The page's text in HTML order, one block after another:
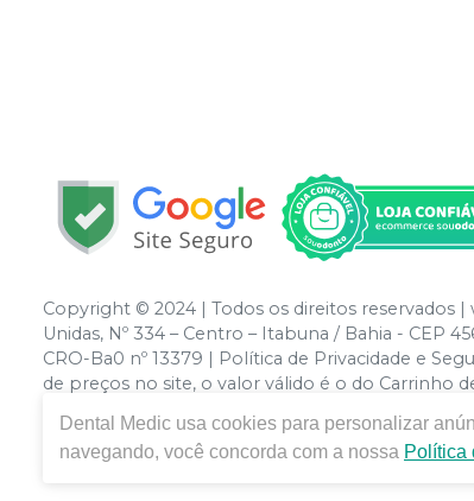
Copyright © 2024 | Todos os direitos reservados
Unidas, Nº 334 – Centro – Itabuna / Bahia - CEP
CRO-Ba0 nº 13379 | Política de Privacidade e
de preços no site, o valor válido é o do Carrinho
Dental Medic usa cookies para personalizar
navegando, você concorda com a nossa Política